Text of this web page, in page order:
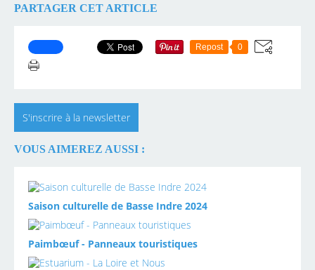
PARTAGER CET ARTICLE
Repost 0
S'inscrire à la newsletter
VOUS AIMEREZ AUSSI :
Saison culturelle de Basse Indre 2024
Paimbœuf - Panneaux touristiques